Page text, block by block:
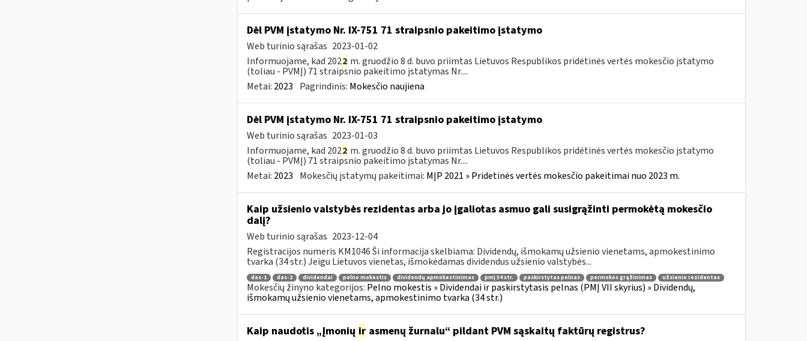
Dėl PVM įstatymo Nr. IX-751 71 straipsnio pakeitimo įstatymo
Web turinio sąrašas 2023-01-02
Informuojame, kad 2022 m. gruodžio 8 d. buvo priimtas Lietuvos Respublikos pridėtinės vertės mokesčio įstatymo
(toliau ­- PVMĮ) 71 straipsnio pakeitimo įstatymas Nr....
Metai: 2023 Pagrindinis: Mokesčio naujiena
Dėl PVM įstatymo Nr. IX-751 71 straipsnio pakeitimo įstatymo
Web turinio sąrašas 2023-01-03
Informuojame, kad 2022 m. gruodžio 8 d. buvo priimtas Lietuvos Respublikos pridėtinės vertės mokesčio įstatymo
(toliau ­- PVMĮ) 71 straipsnio pakeitimo įstatymas Nr....
Metai: 2023 Mokesčių įstatymų pakeitimai: MĮP 2021 » Pridetinės vertės mokesčio pakeitimai nuo 2023 m.
Kaip užsienio valstybės rezidentas arba jo įgaliotas asmuo gali susigrąžinti permokėtą mokesčio
dalį?
Web turinio sąrašas 2023-12-04
Registracijos numeris KM1046 Ši informacija skelbiama: Dividendų, išmokamų užsienio vienetams, apmokestinimo
tvarka (34 str.) Jeigu Lietuvos vienetas, išmokėdamas dividendus užsienio valstybės...
das-1 das-2 dividendai pelno mokestis dividendų apmokestinimas pmį 34 str. paskirstytas pelnas permokos grąžinimas užsienio rezidentas
Mokesčių žinyno kategorijos: Pelno mokestis » Dividendai ir paskirstytasis pelnas (PMĮ VII skyrius) » Dividendų,
išmokamų užsienio vienetams, apmokestinimo tvarka (34 str.)
Kaip naudotis „Įmonių irasmenų žurnalu“ pildant PVM sąskaitų faktūrų registrus?